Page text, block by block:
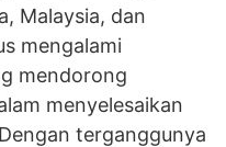
Malaysia, dan
mengalami
mendorong
menyelesaikan
terganggunya